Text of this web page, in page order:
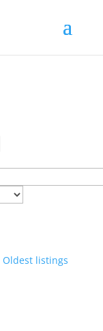
Oldest listings